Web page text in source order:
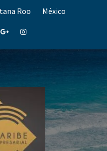
Roo México
Google+Instagram